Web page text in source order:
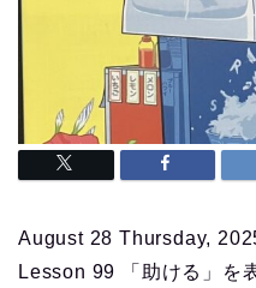
August 28 Thursday,
Lesson 99 「助ける」を